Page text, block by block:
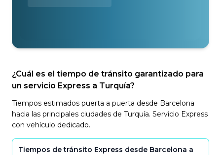
¿Cuál es el tiempo de tránsito garantizado para
un servicio Express a Turquía?
Tiempos estimados puerta a puerta desde Barcelona
hacia las principales ciudades de Turquía. Servicio Express
con vehículo dedicado.
Tiempos de tránsito Express desde Barcelona a